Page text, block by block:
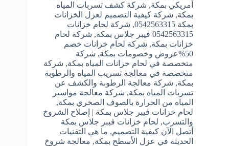
أمريكي بمكة, شركة كشف تسربات المياه
بمكة, شركة كيفية التصميم لعزل الخزانات
بمكة 0542563315
, شركة لحام خزانات
0542563315 فيبر جلاس بمكة
, شركة لحام
خزانات بمكة, شركة لحام خزانات خصم
50%عروض وخصومات بمكة
, شركة
متخصصة في لحام خزانات المياه بمكة, شركة
متخصصة في معالجة تسريب المياه والرطوبة
بمكة, شركة معالجة الرطوبة والكشف عن
تسربات المياه بمكة, شركة معالجة مواسير
المياه من الحرارة بالصوف الصخري بمكة,
لحام خزانات فيبر جلاس بمكة | إصلاح الشروخ
والتسرب, لحام خزانات فيبر جلاس بمكة
أتصل الآن كيفية التصميم, ما هي التقنيات
الحديثة في عزل الأسطح بمكة, معالجة شروخ